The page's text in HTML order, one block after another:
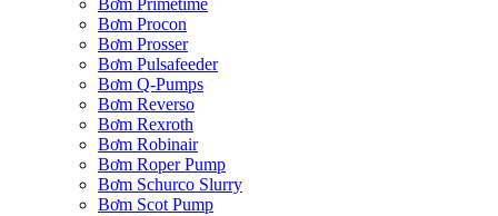
Bơm Primetime
Bơm Procon
Bơm Prosser
Bơm Pulsafeeder
Bơm Q-Pumps
Bơm Reverso
Bơm Rexroth
Bơm Robinair
Bơm Roper Pump
Bơm Schurco Slurry
Bơm Scot Pump